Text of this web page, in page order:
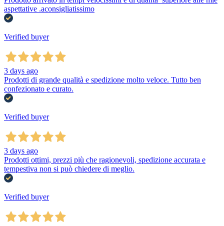
aspettative .aconsigliatissimo
Verified buyer
3 days ago
Prodotti di grande qualità e spedizione molto veloce. Tutto ben
confezionato e curato.
Verified buyer
3 days ago
Prodotti ottimi, prezzi più che ragionevoli, spedizione accurata e
tempestiva non si può chiedere di meglio.
Verified buyer